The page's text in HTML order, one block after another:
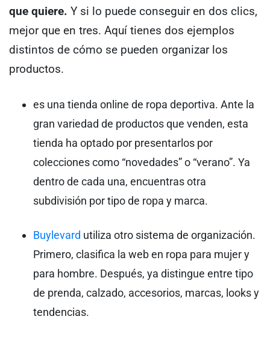
que quiere. Y si lo puede conseguir en dos clics,
mejor que en tres. Aquí tienes dos ejemplos
distintos de cómo se pueden organizar los
productos.
es una tienda online de ropa deportiva. Ante la
gran variedad de productos que venden, esta
tienda ha optado por presentarlos por
colecciones como “novedades” o “verano”. Ya
dentro de cada una, encuentras otra
subdivisión por tipo de ropa y marca.
Buylevard utiliza otro sistema de organización.
Primero, clasifica la web en ropa para mujer y
para hombre. Después, ya distingue entre tipo
de prenda, calzado, accesorios, marcas, looks y
tendencias.